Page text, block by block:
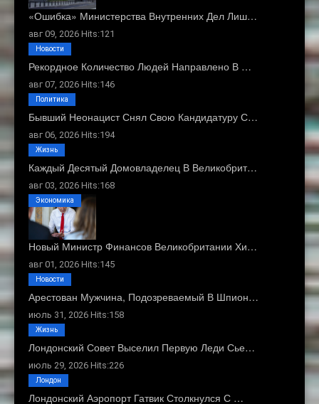
«Ошибка» Министерства Внутренних Дел Лиш…
авг 09, 2026 Hits:121
Рекордное Количество Людей Направлено В …
авг 07, 2026 Hits:146
Новости
Бывший Неонацист Снял Свою Кандидатуру С…
авг 06, 2026 Hits:194
Политика
Каждый Десятый Домовладелец В Великобрит…
авг 03, 2026 Hits:168
Жизнь
Новый Министр Финансов Великобритании Хи…
авг 01, 2026 Hits:145
Экономика
Арестован Мужчина, Подозреваемый В Шпион…
июль 31, 2026 Hits:158
Новости
Лондонский Совет Выселил Первую Леди Сье…
июль 29, 2026 Hits:226
Жизнь
Лондонский Аэропорт Гатвик Столкнулся С …
Лондон